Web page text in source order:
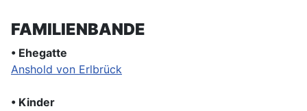
FAMILIENBANDE
• Ehegatte
Anshold von Erlbrück
• Kinder